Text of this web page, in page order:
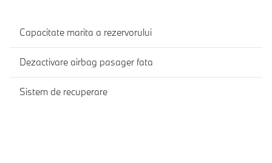
Capacitate marita a rezervorului
Dezactivare airbag pasager fata
Sistem de recuperare